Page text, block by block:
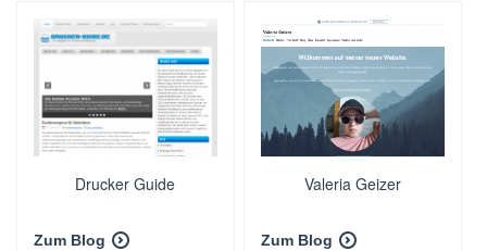
Drucker Guide
Zum Blog
Valeria Geizer
Zum Blog